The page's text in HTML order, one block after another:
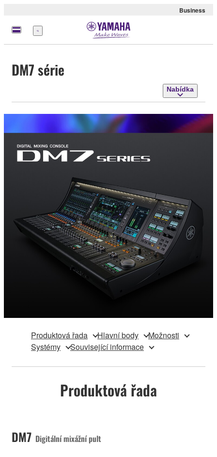
Business
Nabídka
DM7 série
Nabídka
Produktová řada Hlavní body
Možnosti
Systémy
Související informace
Produktová řada
DM7 Digitální mixážní pult